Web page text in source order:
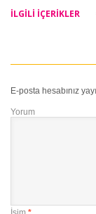
İLGILI IÇERIKLER
E-posta hesabınız
Yorum